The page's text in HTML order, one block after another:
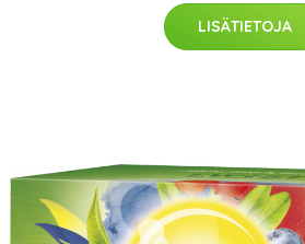
LISÄTIETOJA